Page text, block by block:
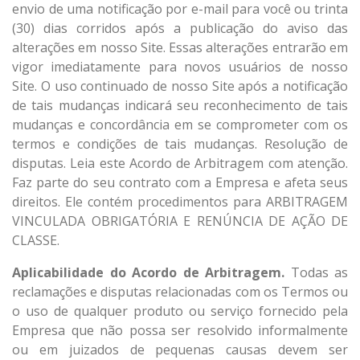
envio de uma notificação por e-mail para você ou trinta
(30) dias corridos após a publicação do aviso das
alterações em nosso Site. Essas alterações entrarão em
vigor imediatamente para novos usuários de nosso
Site. O uso continuado de nosso Site após a notificação
de tais mudanças indicará seu reconhecimento de tais
mudanças e concordância em se comprometer com os
termos e condições de tais mudanças. Resolução de
disputas. Leia este Acordo de Arbitragem com atenção.
Faz parte do seu contrato com a Empresa e afeta seus
direitos. Ele contém procedimentos para ARBITRAGEM
VINCULADA OBRIGATÓRIA E RENÚNCIA DE AÇÃO DE
CLASSE.
Aplicabilidade do Acordo de Arbitragem. Todas as
reclamações e disputas relacionadas com os Termos ou
o uso de qualquer produto ou serviço fornecido pela
Empresa que não possa ser resolvido informalmente
ou em juizados de pequenas causas devem ser